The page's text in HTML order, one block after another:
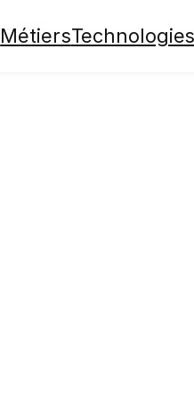
MétiersTechnologies